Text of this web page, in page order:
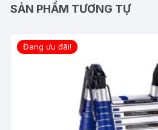
SẢN PHẨM TƯƠNG TỰ
Đang ưu đãi!